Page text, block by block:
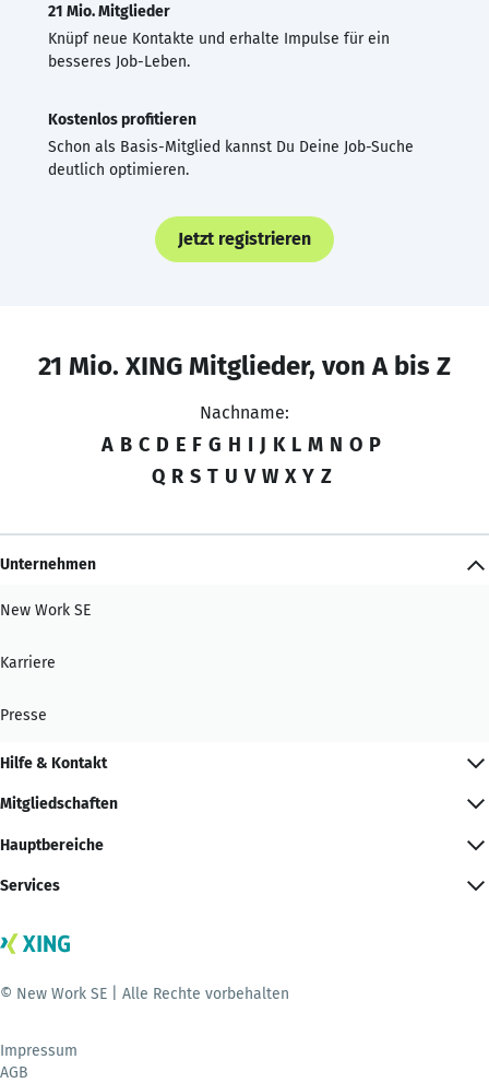
21 Mio. Mitglieder
Knüpf neue Kontakte und erhalte Impulse für ein
besseres Job-Leben.
Kostenlos profitieren
Schon als Basis-Mitglied kannst Du Deine Job-Suche
deutlich optimieren.
Jetzt registrieren
21 Mio. XING Mitglieder, von A bis Z
Nachname:
A B C D E F G H I J K L M N O P
Q R S T U V W X Y Z
Unternehmen
New Work SE
Karriere
Presse
Hilfe & Kontakt
Mitgliedschaften
Hauptbereiche
Services
© New Work SE | Alle Rechte vorbehalten
Impressum
AGB